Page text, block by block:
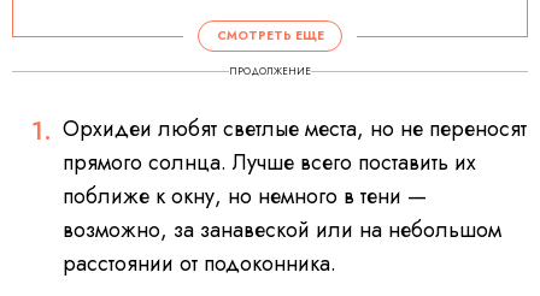
СМОТРЕТЬ ЕЩЕ
ПРОДОЛЖЕНИЕ
Орхидеи любят светлые места, но не переносят
прямого солнца. Лучше всего поставить их
поближе к окну, но немного в тени —
возможно, за занавеской или на небольшом
расстоянии от подоконника.